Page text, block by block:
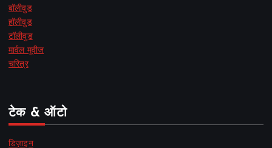
बॉलीवुड
हॉलीवुड
टॉलीवुड
मार्वल मूवीज
चरित्र
टेक & ऑटो
डिज़ाइन